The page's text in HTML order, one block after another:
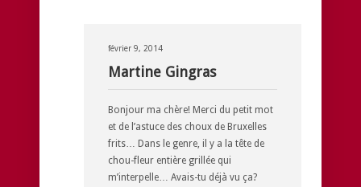
février 9, 2014
Martine Gingras
Bonjour ma chère! Merci du petit mot
et de l’astuce des choux de Bruxelles
frits… Dans le genre, il y a la tête de
chou-fleur entière grillée qui
m’interpelle… Avais-tu déjà vu ça?